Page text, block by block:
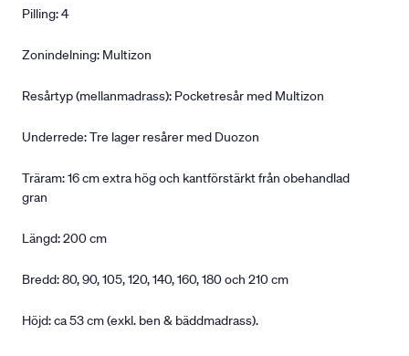
Pilling: 4
Zonindelning: Multizon
Resårtyp (mellanmadrass): Pocketresår med Multizon
Underrede: Tre lager resårer med Duozon
Träram: 16 cm extra hög och kantförstärkt från obehandlad
gran
Längd: 200 cm
Bredd: 80, 90, 105, 120, 140, 160, 180 och 210 cm
Höjd: ca 53 cm (exkl. ben & bäddmadrass).